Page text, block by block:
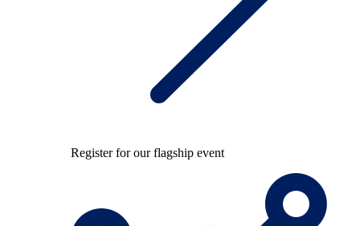
Register for our flagship event